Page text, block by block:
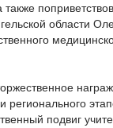
области
регионального
подвиг